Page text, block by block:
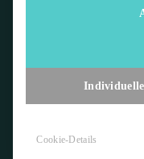
Cookie-Details